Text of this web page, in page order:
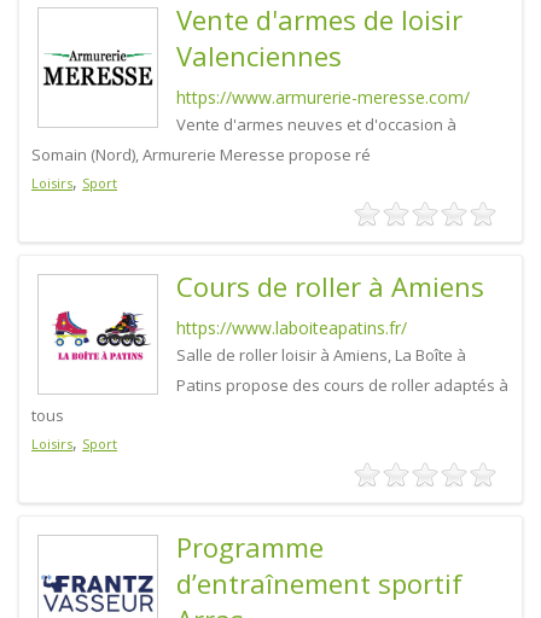
Vente d'armes de loisir
Valenciennes
https://www.armurerie-meresse.com/
Vente d'armes neuves et d'occasion à
Somain (Nord), Armurerie Meresse propose ré
Loisirs, Sport
Cours de roller à Amiens
https://www.laboiteapatins.fr/
Salle de roller loisir à Amiens, La Boîte à
Patins propose des cours de roller adaptés à
tous
Loisirs, Sport
Programme
d’entraînement sportif